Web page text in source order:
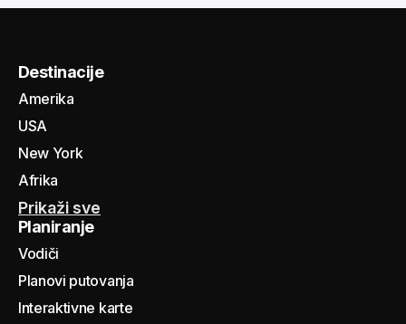
Destinacije
Amerika
USA
New York
Afrika
Prikaži sve
Planiranje
Vodiči
Planovi putovanja
Interaktivne karte